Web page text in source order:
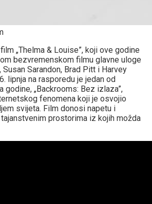
„Thelma & Louise”, koji ove godine
bezvremenskom filmu glavne uloge
Susan Sarandon, Brad Pitt i Harvey
lipnja na rasporedu je jedan od
godine, „Backrooms: Bez izlaza”,
fenomena koji je osvojio
svijeta. Film donosi napetu i
prostorima iz kojih možda